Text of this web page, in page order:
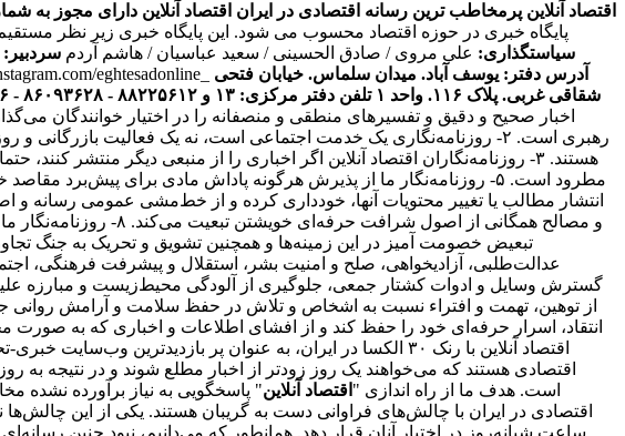
اقتصاد آنلاین پرمخاطب ترین رسانه اقتصادی در ایران اقتصاد آنلاین دارای مجوز به شماره ۷۴۳۳۴ از وزارت فرهنگ و ارشاد
پایگاه خبری در حوزه اقتصاد محسوب می شود. این پایگاه خبری زیر نظر
سیاستگذاری: علی مروی / صادق الحسینی / سعید عباسیان / هاشم آردم سردبیر:
eghtesadonline_ آدرس دفتر: یوسف آباد. میدان سلماس. خیابان فتحی
شقاقی غربی. پلاک ۱۱۶. واحد ۱
تلفن دفتر مرکزی: ۱۳ و ۸۸۲۲۵۶۱۲ - ۸۶۰۹۳۶۲۸ - ۸۶۰۹۳۷۸۶ فکس: ۸۸۰۲۳۶۹۳
اخبار صحیح و دقیق و تفسیرهای منطقی و منصفانه را در اختیار خوانندگان
رهبری است. ۲- روزنامه‌نگاری یک خدمت اجتماعی است، نه یک فعالیت
و مصالح همگانی از
انتقاد، اسرار حرفه‌ای خود را حفظ کند و از افشای اطلاعات و اخباری که به
اقتصاد آنلاین با رنک ۳۰ الکسا در ایران، به عنوان پر
است. هدف ما از راه اندازی " اقتصاد آنلاین" پاسخگویی به نیاز برآورده نشده
اقتصادی در ایران با چالش‌های فراوانی دست به گریبان هستند. یکی از این